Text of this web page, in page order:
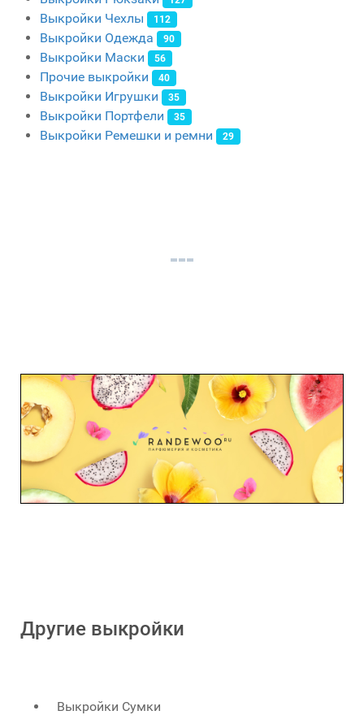
Выкройки Чехлы 112
Выкройки Одежда 90
Выкройки Маски 56
Прочие выкройки 40
Выкройки Игрушки 35
Выкройки Портфели 35
Выкройки Ремешки и ремни 29
Другие выкройки
Выкройки Сумки